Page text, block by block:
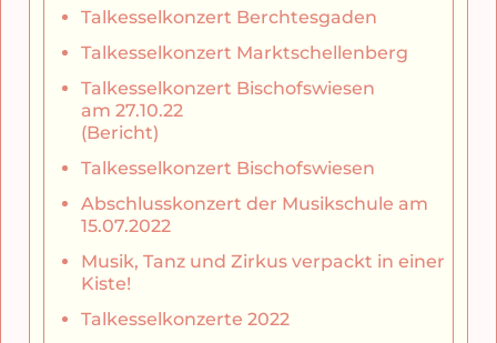
Talkesselkonzert Berchtesgaden
Talkesselkonzert Marktschellenberg
Talkesselkonzert Bischofswiesen
am 27.10.22
(Bericht)
Talkesselkonzert Bischofswiesen
Abschlusskonzert der Musikschule am
15.07.2022
Musik, Tanz und Zirkus verpackt in einer
Kiste!
Talkesselkonzerte 2022